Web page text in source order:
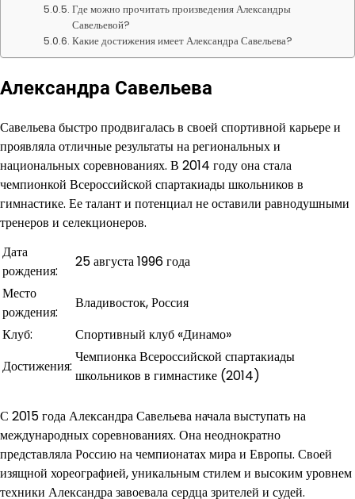
Где можно прочитать произведения Александры
Савельевой?
Какие достижения имеет Александра Савельева?
Александра Савельева
Савельева быстро продвигалась в своей спортивной карьере и
проявляла отличные результаты на региональных и
национальных соревнованиях. В 2014 году она стала
чемпионкой Всероссийской спартакиады школьников в
гимнастике. Ее талант и потенциал не оставили равнодушными
тренеров и селекционеров.
Дата
рождения:
25 августа 1996 года
Место
рождения:
Владивосток, Россия
Клуб:
Спортивный клуб «Динамо»
Достижения:
Чемпионка Всероссийской спартакиады
школьников в гимнастике (2014)
С 2015 года Александра Савельева начала выступать на
международных соревнованиях. Она неоднократно
представляла Россию на чемпионатах мира и Европы. Своей
изящной хореографией, уникальным стилем и высоким уровнем
техники Александра завоевала сердца зрителей и судей.